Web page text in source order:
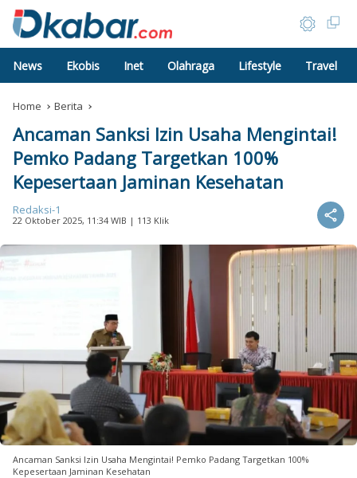
News Ekobis Inet Olahraga Lifestyle Travel
Home Berita
Ancaman Sanksi Izin Usaha Mengintai!
Pemko Padang Targetkan 100%
Kepesertaan Jaminan Kesehatan
Redaksi-1
22 Oktober 2025, 11:34 WIB | 113 Klik
Ancaman Sanksi Izin Usaha Mengintai! Pemko Padang Targetkan 100%
Kepesertaan Jaminan Kesehatan